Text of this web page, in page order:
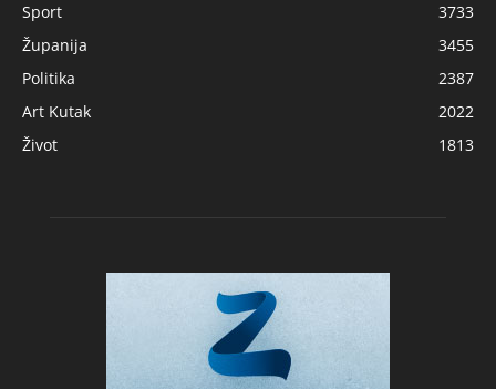
Sport
3733
Županija
3455
Politika
2387
Art Kutak
2022
Život
1813